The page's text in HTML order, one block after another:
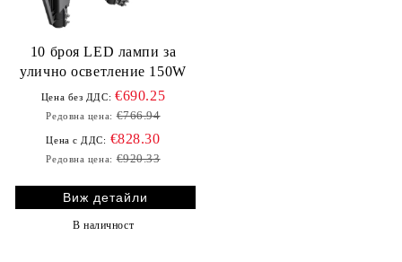
10 броя LED лампи за
улично осветление 150W
Цена без ДДС: €690.25
Редовна цена: €766.94
Цена с ДДС: €828.30
Редовна цена: €920.33
Виж детайли
В наличност